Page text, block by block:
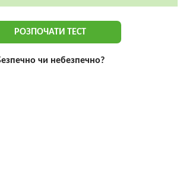
РОЗПОЧАТИ ТЕСТ
чи небезпечно?